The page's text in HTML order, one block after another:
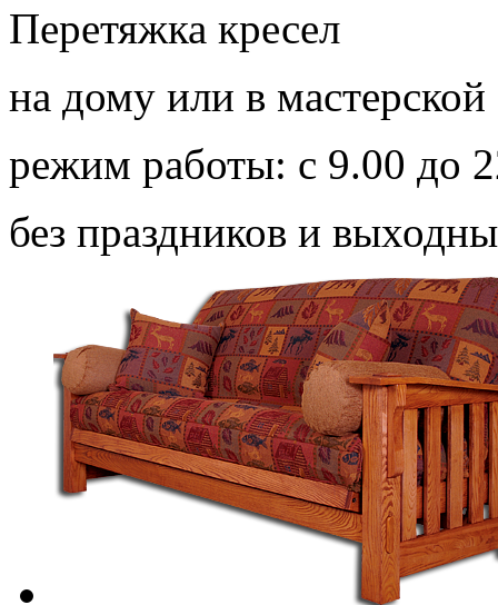
Перетяжка кресел
на дому или в мастерской
режим работы: с 9.00 до
без праздников и